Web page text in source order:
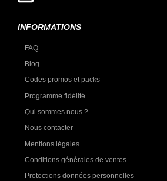
INFORMATIONS
FAQ
Blog
Codes promos et packs
Programme fidélité
Qui sommes nous ?
Nous contacter
Mentions légales
Conditions générales de ventes
Protections données personnelles